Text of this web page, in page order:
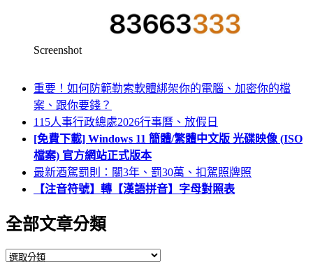
Screenshot
重要！如何防範勒索軟體綁架你的電腦、加密你的檔
案、跟你要錢？
115人事行政總處2026行事曆、放假日
[免費下載] Windows 11 簡體/繁體中文版 光碟映像 (ISO
檔案) 官方網站正式版本
最新酒駕罰則：關3年、罰30萬、扣駕照牌照
【注音符號】轉【漢語拼音】字母對照表
全部文章分類
全